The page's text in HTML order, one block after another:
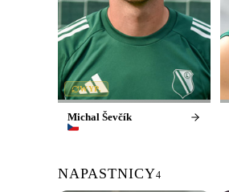
WYP.
Michal Ševčík
NAPASTNICY4